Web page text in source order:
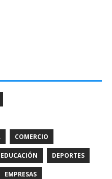
COMERCIO
DEPORTES
EMPRESAS